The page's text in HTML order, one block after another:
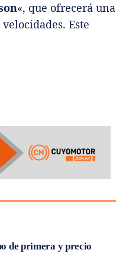
«, que ofrecerá una
Este
de primera y precio